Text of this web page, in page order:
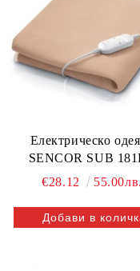
Електрическо
SENCOR SUB
€28.12
55.00лв.